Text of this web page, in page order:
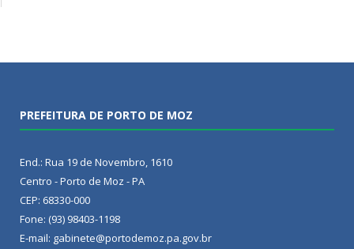
PREFEITURA DE PORTO DE MOZ
End.: Rua 19 de Novembro, 1610
Centro - Porto de Moz - PA
CEP: 68330-000
Fone: (93) 98403-1198
E-mail: gabinete@portodemoz.pa.gov.br